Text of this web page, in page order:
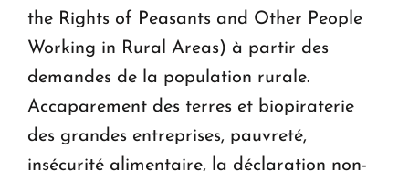
the Rights of Peasants and Other People
Working in Rural Areas) à partir des
demandes de la population rurale.
Accaparement des terres et biopiraterie
des grandes entreprises, pauvreté,
insécurité alimentaire, la déclaration non-